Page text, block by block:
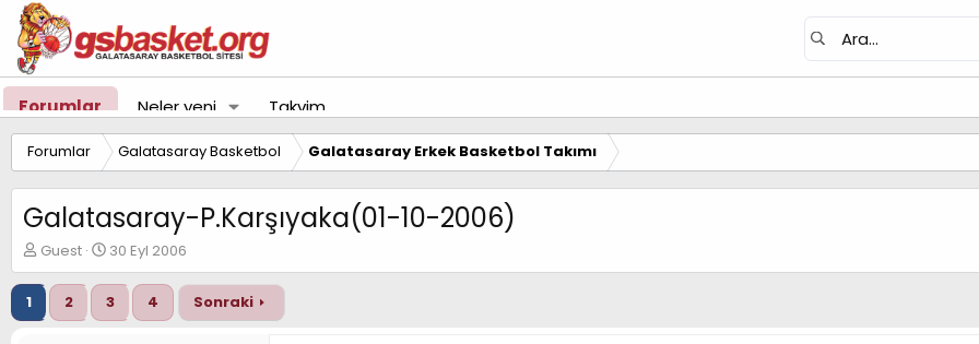
Forumlar Neler yeni Takvim
Forumlar Galatasaray Basketbol Galatasaray Erkek Basketbol Takımı
Galatasaray-P.Karşıyaka(01-10-2006)
K
o
n
u
y
Guest
B
a
ş
l
a
30 Eyl 2006
1 2 3 4 Sonraki